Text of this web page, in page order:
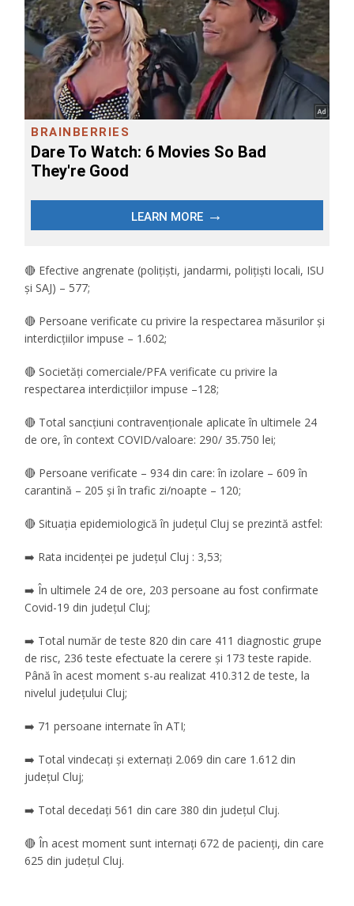
🔴 Efective angrenate (polițiști, jandarmi, polițiști locali, ISU
și SAJ) – 577;
🔴 Persoane verificate cu privire la respectarea măsurilor și
interdicțiilor impuse – 1.602;
🔴 Societăți comerciale/PFA verificate cu privire la
respectarea interdicțiilor impuse –128;
🔴 Total sancțiuni contravenționale aplicate în ultimele 24
de ore, în context COVID/valoare: 290/ 35.750 lei;
🔴 Persoane verificate – 934 din care: în izolare – 609 în
carantină – 205 și în trafic zi/noapte – 120;
🔴 Situația epidemiologică în județul Cluj se prezintă astfel:
➡️ Rata incidenţei pe judeţul Cluj : 3,53;
➡️ În ultimele 24 de ore, 203 persoane au fost confirmate
Covid-19 din județul Cluj;
➡️ Total număr de teste 820 din care 411 diagnostic grupe
de risc, 236 teste efectuate la cerere și 173 teste rapide.
Până în acest moment s-au realizat 410.312 de teste, la
nivelul județului Cluj;
➡️ 71 persoane internate în ATI;
➡️ Total vindecați și externați 2.069 din care 1.612 din
județul Cluj;
➡️ Total decedați 561 din care 380 din județul Cluj.
🔴 În acest moment sunt internați 672 de pacienți, din care
625 din județul Cluj.